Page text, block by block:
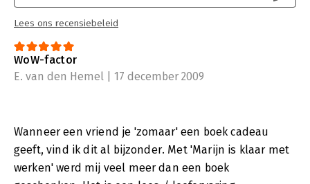
Lees ons recensiebeleid
WoW-factor
E. van den Hemel | 17 december 2009
Wanneer een vriend je 'zomaar' een boek cadeau
geeft, vind ik dit al bijzonder. Met 'Marijn is klaar met
werken' werd mij veel meer dan een boek